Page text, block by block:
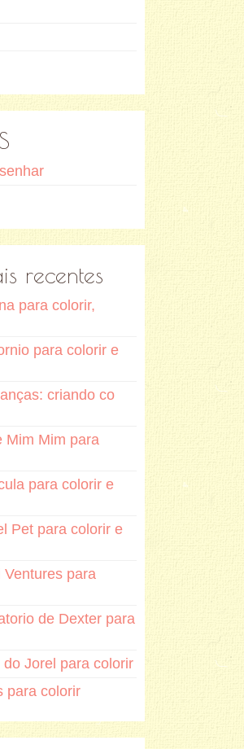
recentes
para colorir,
para colorir e
criando co
Mim Mim para
para colorir e
Pet para colorir e
Ventures para
de Dexter para
Jorel para colorir
para colorir